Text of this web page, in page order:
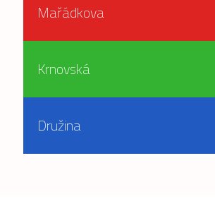
Mařádkova
Krnovská
Družina